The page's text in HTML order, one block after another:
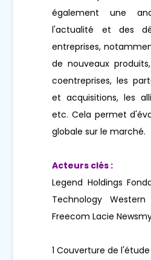
également une
l'actualité et des
entreprises,
de nouveaux
coentreprises, les
et acquisitions, les
etc. Cela permet
globale sur le marché.
Acteurs clés :
Legend Holdings
Technology
Freecom Lacie
1 Couverture de l'étude